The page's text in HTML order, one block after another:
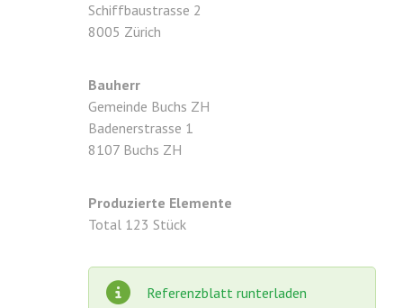
Schiffbaustrasse 2
8005 Zürich
Bauherr
Gemeinde Buchs ZH
Badenerstrasse 1
8107 Buchs ZH
Produzierte Elemente
Total 123 Stück
Referenzblatt runterladen